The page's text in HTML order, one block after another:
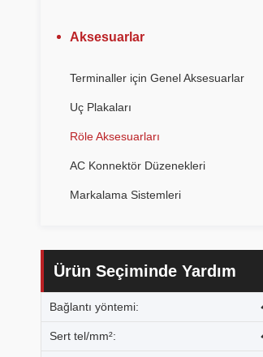
Aksesuarlar
Terminaller için Genel Aksesuarlar
Uç Plakaları
Röle Aksesuarları
AC Konnektör Düzenekleri
Markalama Sistemleri
Ürün Seçiminde Yardım
Bağlantı yöntemi:
Sert tel/mm²: